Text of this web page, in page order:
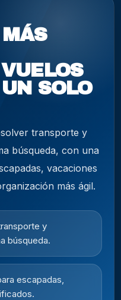
SOLO
transporte y
búsqueda, con una
vacaciones
más ágil.
y
búsqueda.
escapadas,